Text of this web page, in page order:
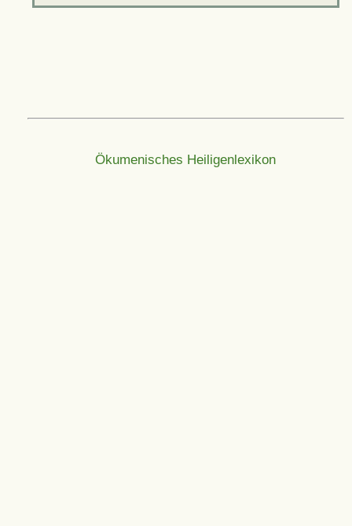
Ökumenisches Heiligenlexikon